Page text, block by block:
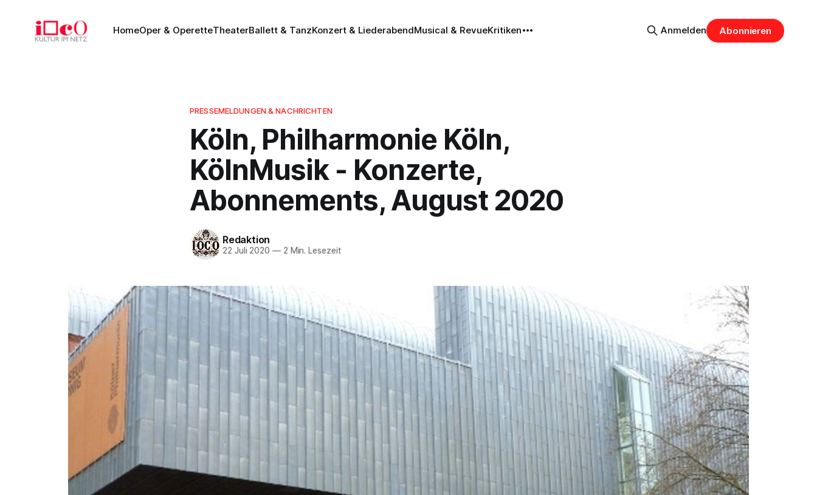
HomeOper & OperetteTheaterBallett & TanzKonzert & LiederabendMusical & RevueKritiken Anmelden Abonnieren
PRESSEMELDUNGEN & NACHRICHTEN
Köln, Philharmonie Köln,
KölnMusik - Konzerte,
Abonnements, August 2020
Redaktion
22 Juli 2020 —2 Min. Lesezeit